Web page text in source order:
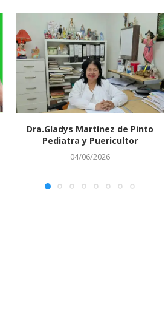
Dra.Gladys Martínez de Pinto
Pediatra y Puericultor
04/06/2026